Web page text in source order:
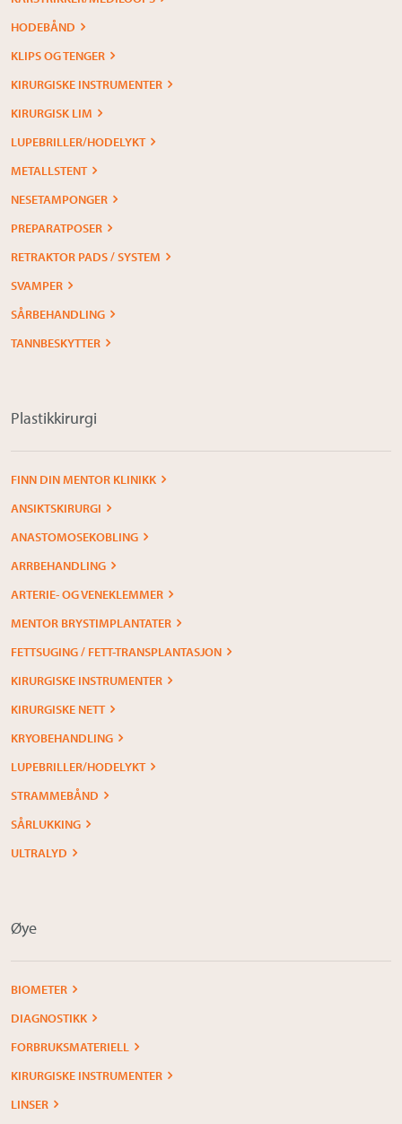
HODEBÅND
KLIPS OG TENGER
KIRURGISKE INSTRUMENTER
KIRURGISK LIM
LUPEBRILLER/HODELYKT
METALLSTENT
NESETAMPONGER
PREPARATPOSER
RETRAKTOR PADS / SYSTEM
SVAMPER
SÅRBEHANDLING
TANNBESKYTTER
Plastikkirurgi
FINN DIN MENTOR KLINIKK
ANSIKTSKIRURGI
ANASTOMOSEKOBLING
ARRBEHANDLING
ARTERIE- OG VENEKLEMMER
MENTOR BRYSTIMPLANTATER
FETTSUGING / FETT-TRANSPLANTASJON
KIRURGISKE INSTRUMENTER
KIRURGISKE NETT
KRYOBEHANDLING
LUPEBRILLER/HODELYKT
STRAMMEBÅND
SÅRLUKKING
ULTRALYD
Øye
BIOMETER
DIAGNOSTIKK
FORBRUKSMATERIELL
KIRURGISKE INSTRUMENTER
LINSER